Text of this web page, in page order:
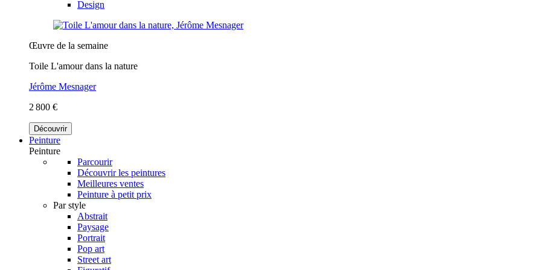
Design
Œuvre de la semaine
Toile L'amour dans la nature
Jérôme Mesnager
2 800 €
Découvrir
Peinture
Peinture
Parcourir
Découvrir les peintures
Meilleures ventes
Peinture à petit prix
Par style
Abstrait
Paysage
Portrait
Pop art
Street art